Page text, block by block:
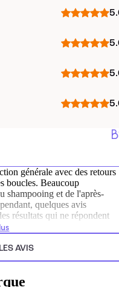
générale avec des retours
boucles. Beaucoup
shampooing et de l'après-
quelques avis
résultats qui ne répondent
des perceptions
AVIS